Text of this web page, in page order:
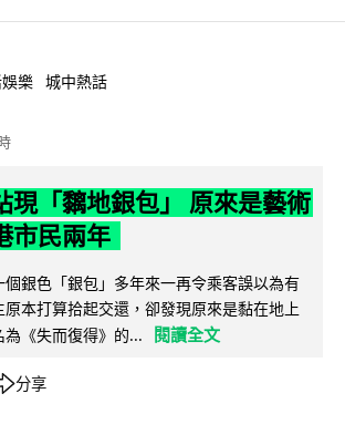
樂 城中熱話
現「黐地銀包」 原來是藝術
市民兩年
銀色「銀包」多年來一再令乘客誤以為有
原本打算拾起交還，卻發現原來是黏在地上
《失而復得》的...
閱讀全文
分享